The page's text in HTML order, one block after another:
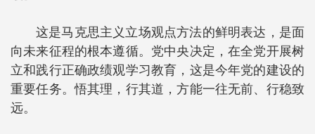
这是马克思主义立场观点方法的鲜明表达，是面
向未来征程的根本遵循。党中央决定，在全党开展树
立和践行正确政绩观学习教育，这是今年党的建设的
重要任务。悟其理，行其道，方能一往无前、行稳致
远。